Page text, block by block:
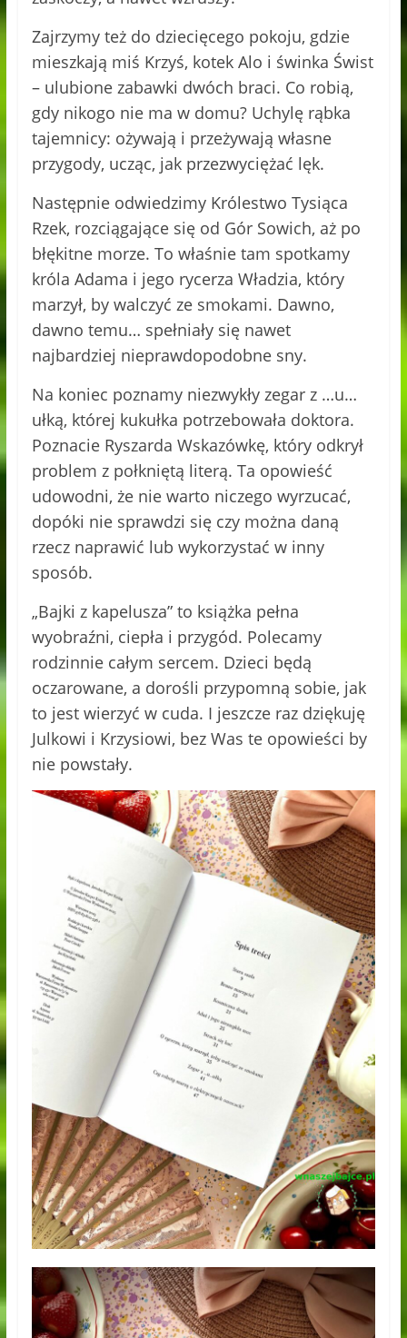
Zajrzymy też do dziecięcego pokoju, gdzie
mieszkają miś Krzyś, kotek Alo i świnka Świst
– ulubione zabawki dwóch braci. Co robią,
gdy nikogo nie ma w domu? Uchylę rąbka
tajemnicy: ożywają i przeżywają własne
przygody, ucząc, jak przezwyciężać lęk.
Następnie odwiedzimy Królestwo Tysiąca
Rzek, rozciągające się od Gór Sowich, aż po
błękitne morze. To właśnie tam spotkamy
króla Adama i jego rycerza Władzia, który
marzył, by walczyć ze smokami. Dawno,
dawno temu… spełniały się nawet
najbardziej nieprawdopodobne sny.
Na koniec poznamy niezwykły zegar z …u…
ułką, której kukułka potrzebowała doktora.
Poznacie Ryszarda Wskazówkę, który odkrył
problem z połkniętą literą. Ta opowieść
udowodni, że nie warto niczego wyrzucać,
dopóki nie sprawdzi się czy można daną
rzecz naprawić lub wykorzystać w inny
sposób.
„Bajki z kapelusza” to książka pełna
wyobraźni, ciepła i przygód. Polecamy
rodzinnie całym sercem. Dzieci będą
oczarowane, a dorośli przypomną sobie, jak
to jest wierzyć w cuda. I jeszcze raz dziękuję
Julkowi i Krzysiowi, bez Was te opowieści by
nie powstały.